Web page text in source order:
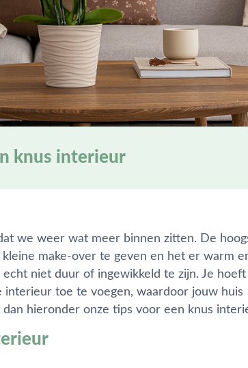
knus interieur
we weer wat meer binnen zitten. De
make-over te geven en het er warm
niet duur of ingewikkeld te zijn. Je hoeft
interieur toe te voegen, waardoor jouw huis
dan hieronder onze tips voor een knus